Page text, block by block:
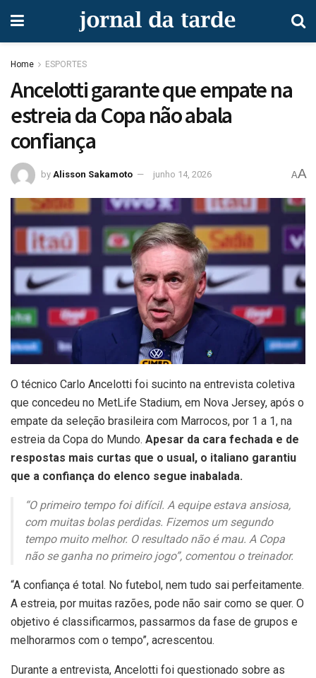
Home ESPORTES
Ancelotti garante que empate na
estreia da Copa não abala
confiança
by Alisson Sakamoto junho 14, 2026 AA
O técnico Carlo Ancelotti foi sucinto na entrevista coletiva
que concedeu no MetLife Stadium, em Nova Jersey, após o
empate da seleção brasileira com Marrocos, por 1 a 1, na
estreia da Copa do Mundo. Apesar da cara fechada e de
respostas mais curtas que o usual, o italiano garantiu
que a confiança do elenco segue inabalada.
“O primeiro tempo foi difícil. A equipe estava ansiosa,
com muitas bolas perdidas. Fizemos um segundo
tempo muito melhor. O resultado não é mau. A Copa
não se ganha no primeiro jogo”, comentou o treinador.
“A confiança é total. No futebol, nem tudo sai perfeitamente.
A estreia, por muitas razões, pode não sair como se quer. O
objetivo é classificarmos, passarmos da fase de grupos e
melhorarmos com o tempo”, acrescentou.
Durante a entrevista, Ancelotti foi questionado sobre as